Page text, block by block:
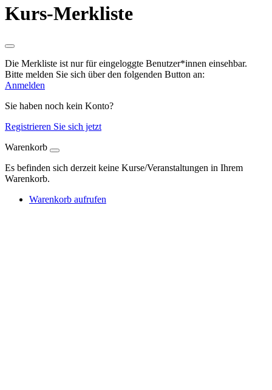
Kurs-Merkliste
Die Merkliste ist nur für eingeloggte Benutzer*innen einsehbar.
Bitte melden Sie sich über den folgenden Button an:
Anmelden
Sie haben noch kein Konto?
Registrieren Sie sich jetzt
Warenkorb
Es befinden sich derzeit keine Kurse/Veranstaltungen in Ihrem
Warenkorb.
Warenkorb aufrufen